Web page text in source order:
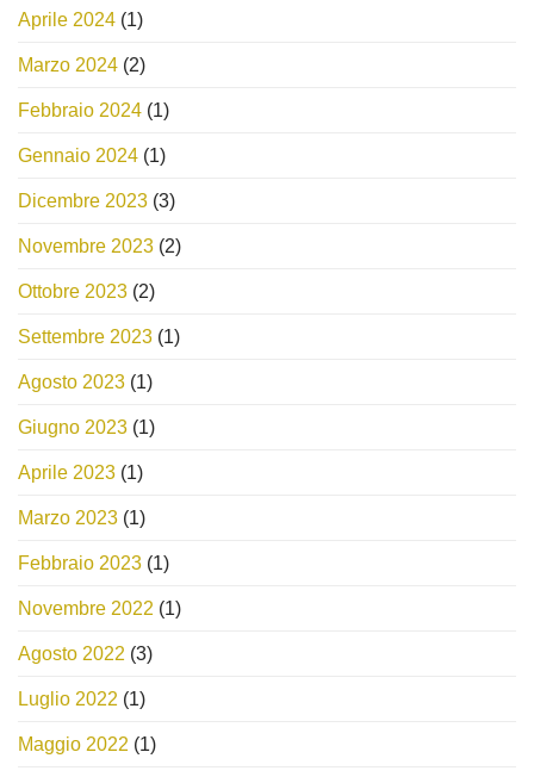
Aprile 2024 (1)
Marzo 2024 (2)
Febbraio 2024 (1)
Gennaio 2024 (1)
Dicembre 2023 (3)
Novembre 2023 (2)
Ottobre 2023 (2)
Settembre 2023 (1)
Agosto 2023 (1)
Giugno 2023 (1)
Aprile 2023 (1)
Marzo 2023 (1)
Febbraio 2023 (1)
Novembre 2022 (1)
Agosto 2022 (3)
Luglio 2022 (1)
Maggio 2022 (1)